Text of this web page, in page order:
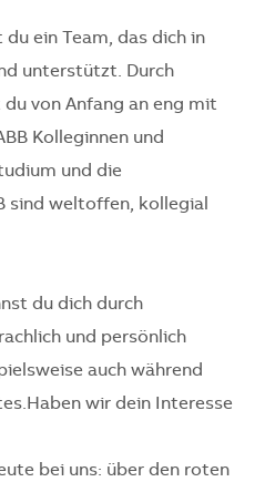
ein Team, das dich in
unterstützt. Durch
von Anfang an eng mit
Kolleginnen und
und die
sind weltoffen, kollegial
du dich durch
und persönlich
auch während
wir dein Interesse
bei uns: über den roten